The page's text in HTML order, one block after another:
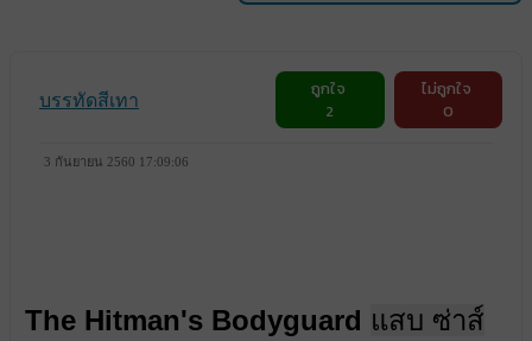
บรรทัดสีเทา
ถูกใจ
2
ไม่ถูกใจ
0
3 กันยายน 2560 17:09:06
The Hitman's Bodyguard แสบ ซ่าส์